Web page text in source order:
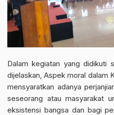
Dalam kegiatan yang didikuti
dijelaskan, Aspek moral dalam
mensyaratkan adanya
seseorang atau masyarakat
eksistensi bangsa dan bagi